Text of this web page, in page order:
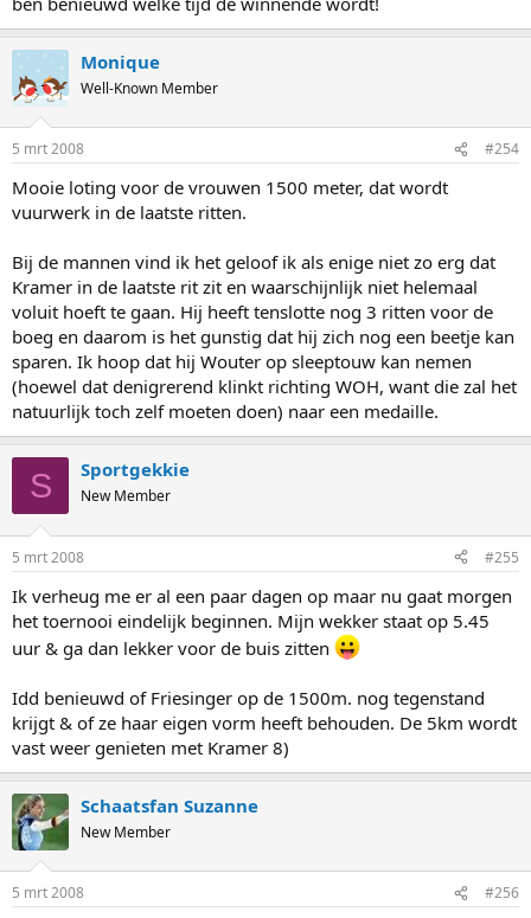
Monique
Well-Known Member
5 mrt 2008 #254
Mooie loting voor de vrouwen 1500 meter, dat wordt
vuurwerk in de laatste ritten.
Bij de mannen vind ik het geloof ik als enige niet zo erg dat
Kramer in de laatste rit zit en waarschijnlijk niet helemaal
voluit hoeft te gaan. Hij heeft tenslotte nog 3 ritten voor de
boeg en daarom is het gunstig dat hij zich nog een beetje kan
sparen. Ik hoop dat hij Wouter op sleeptouw kan nemen
(hoewel dat denigrerend klinkt richting WOH, want die zal het
natuurlijk toch zelf moeten doen) naar een medaille.
S Sportgekkie
New Member
5 mrt 2008 #255
Ik verheug me er al een paar dagen op maar nu gaat morgen
het toernooi eindelijk beginnen. Mijn wekker staat op 5.45
uur & ga dan lekker voor de buis zitten
Idd benieuwd of Friesinger op de 1500m. nog tegenstand
krijgt & of ze haar eigen vorm heeft behouden. De 5km wordt
vast weer genieten met Kramer 8)
Schaatsfan Suzanne
New Member
5 mrt 2008 #256